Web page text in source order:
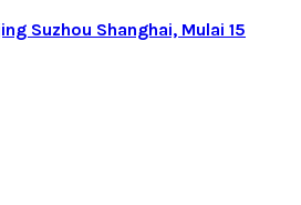
Suzhou Shanghai, Mulai 15